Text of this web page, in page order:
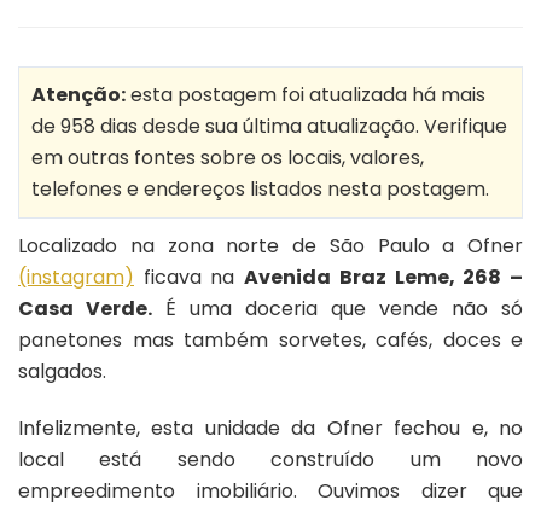
loja
de
fábrica
na
zona
norte
–
São
Atenção:esta postagem foi atualizada há mais
de 958 dias desde sua última atualização. Verifique
em outras fontes sobre os locais, valores,
telefones e endereços listados nesta postagem.
Localizado na zona norte de São Paulo a Ofner
(instagram) ficava naAvenida Braz Leme, 268 –
Casa Verde. É uma doceria que vende não só
panetones mas também sorvetes, cafés, doces e
salgados.
Infelizmente, esta unidade da Ofner fechou e, no
local está sendo construído um novo
empreedimento imobiliário. Ouvimos dizer que